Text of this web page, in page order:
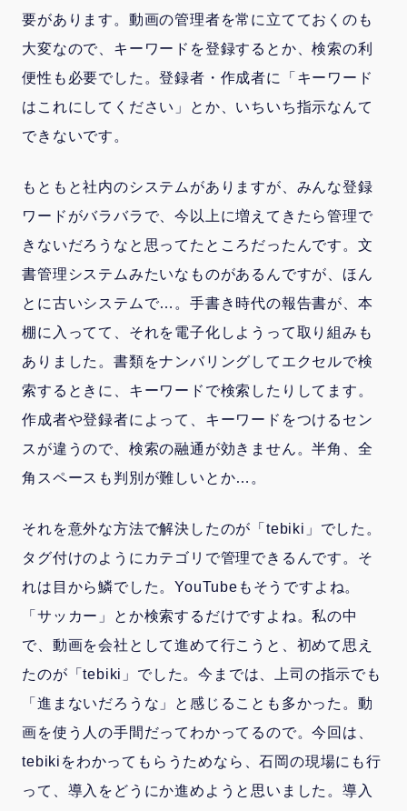
要があります。動画の管理者を常に立てておくのも
大変なので、キーワードを登録するとか、検索の利
便性も必要でした。登録者・作成者に「キーワード
はこれにしてください」とか、いちいち指示なんて
できないです。
もともと社内のシステムがありますが、みんな登録
ワードがバラバラで、今以上に増えてきたら管理で
きないだろうなと思ってたところだったんです。文
書管理システムみたいなものがあるんですが、ほん
とに古いシステムで…。手書き時代の報告書が、本
棚に入ってて、それを電子化しようって取り組みも
ありました。書類をナンバリングしてエクセルで検
索するときに、キーワードで検索したりしてます。
作成者や登録者によって、キーワードをつけるセン
スが違うので、検索の融通が効きません。半角、全
角スペースも判別が難しいとか…。
それを意外な方法で解決したのが「tebiki」でした。
タグ付けのようにカテゴリで管理できるんです。そ
れは目から鱗でした。YouTubeもそうですよね。
「サッカー」とか検索するだけですよね。私の中
で、動画を会社として進めて行こうと、初めて思え
たのが「tebiki」でした。今までは、上司の指示でも
「進まないだろうな」と感じることも多かった。動
画を使う人の手間だってわかってるので。今回は、
tebikiをわかってもらうためなら、石岡の現場にも行
って、導入をどうにか進めようと思いました。導入